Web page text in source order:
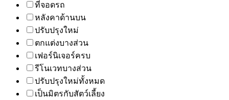
ที่จอดรถ
หลังคาด้านบน
ปรับปรุงใหม่
ตกแต่งบางส่วน
เฟอร์นิเจอร์ครบ
รีโนเวทบางส่วน
ปรับปรุงใหม่ทั้งหมด
เป็นมิตรกับสัตว์เลี้ยง